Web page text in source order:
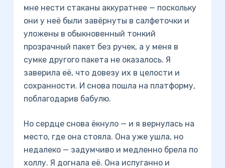
мне нести стаканы аккуратнее — поскольку
они у неё были завёрнуты в салфеточки и
уложены в обыкновенный тонкий
прозрачный пакет без ручек, а у меня в
сумке другого пакета не оказалось. Я
заверила её, что довезу их в целости и
сохранности. И снова пошла на платформу,
поблагодарив бабулю.
Но сердце снова ёкнуло — и я вернулась на
место, где она стояла. Она уже ушла, но
недалеко — задумчиво и медленно брела по
холлу. Я догнала её. Она испуганно и